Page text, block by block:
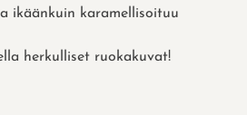
ikäänkuin karamellisoituu
herkulliset ruokakuvat!